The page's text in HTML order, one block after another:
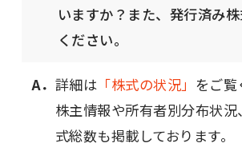
いますか？また、発行済み
ください。
A． 詳細は 「株式の状況」 をご
株主情報や所有者別分布状
式総数も掲載しております。